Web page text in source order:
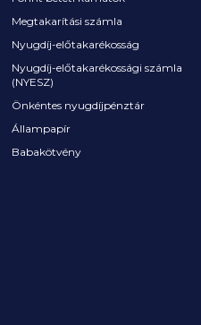
Megtakarítási számla
Nyugdíj-előtakarékosság
Nyugdíj-előtakarékossági számla
(NYESZ)
Önkéntes nyugdíjpénztár
Állampapír
Babakötvény